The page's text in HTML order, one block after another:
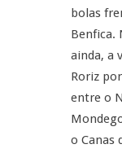
bolas
Benfica.
ainda, a
Roriz
entre o
o Canas